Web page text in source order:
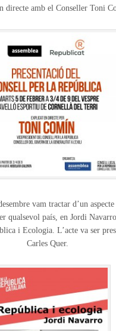
directe amb el Conseller Toni
vam tractar d’un
qualsevol país, en Jordi
i Ecologia. L’acte va ser
Carles Quer.